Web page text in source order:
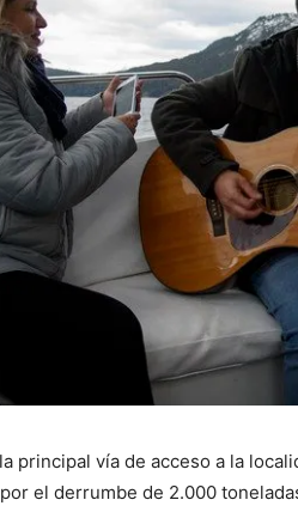
principal vía de acceso a la
el derrumbe de 2.000